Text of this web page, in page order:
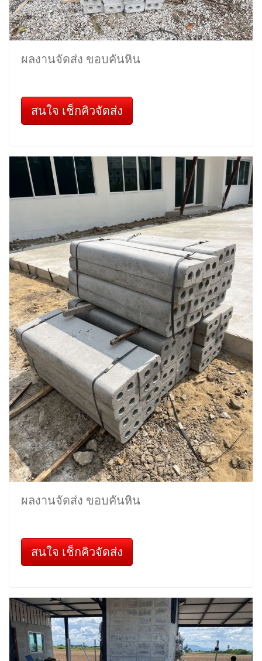
ผลงานจัดส่ง ขอบคันหิน
สนใจ เช็กคิวจัดส่ง
ผลงานจัดส่ง ขอบคันหิน
สนใจ เช็กคิวจัดส่ง